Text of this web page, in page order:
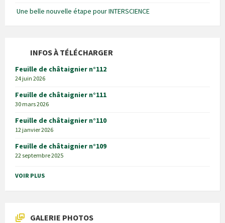
Une belle nouvelle étape pour INTERSCIENCE
INFOS À TÉLÉCHARGER
Feuille de châtaignier n°112
24 juin 2026
Feuille de châtaignier n°111
30 mars 2026
Feuille de châtaignier n°110
12 janvier 2026
Feuille de châtaignier n°109
22 septembre 2025
VOIR PLUS
GALERIE PHOTOS